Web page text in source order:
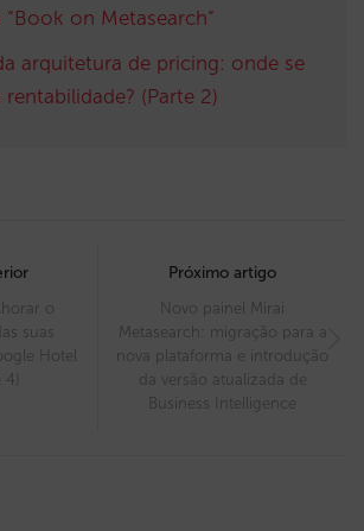
on Metasearch”
arquitetura de pricing: onde se
rentabilidade? (Parte 2)
o
suas
Hotel
Próximo artigo
Novo painel Mirai
Metasearch: migração para a
nova plataforma e introdução
da versão atualizada de
Business Intelligence